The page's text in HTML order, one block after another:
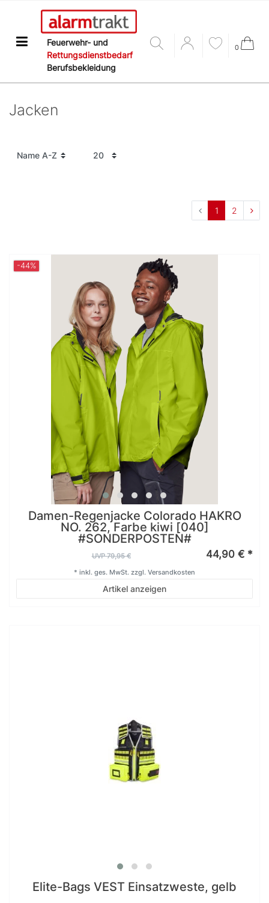
Feuerwehr- und
Rettungsdienstbedarf
Berufsbekleidung
0
Jacken
1 2
-44%
Damen-Regenjacke Colorado HAKRO
NO. 262, Farbe kiwi [040]
#SONDERPOSTEN#
UVP 79,95 € 44,90 € *
Artikel anzeigen
* inkl. ges. MwSt. zzgl. Versandkosten
Elite-Bags VEST Einsatzweste, gelb